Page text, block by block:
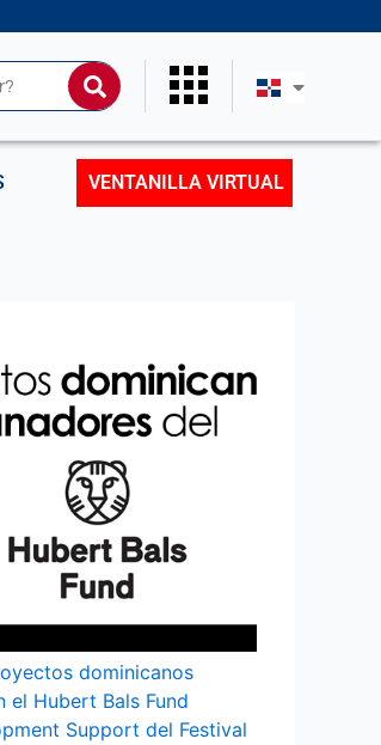
VENTANILLA VIRTUAL
dominicanos
el Hubert Bals Fund
Support del Festival